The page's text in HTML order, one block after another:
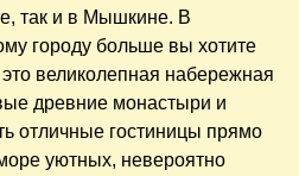
так и в Мышкине. В
городу больше вы хотите
великолепная набережная
древние монастыри и
отличные гостиницы прямо
уютных, невероятно